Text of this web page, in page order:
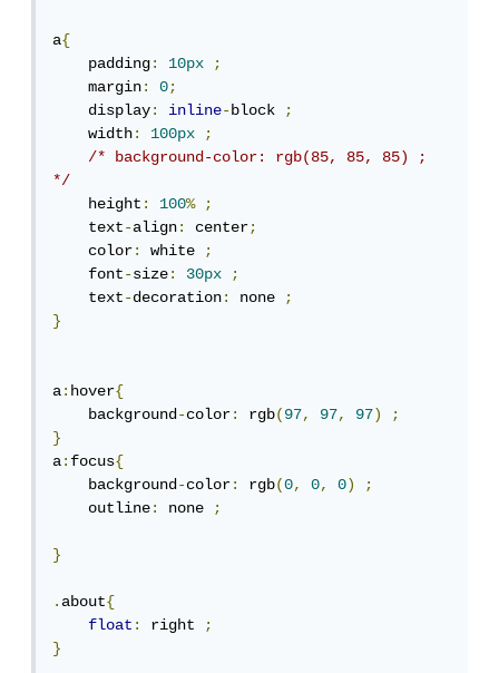
a{
    padding
: 10px
;
    margin
: 0;
    display
: inline-block ;
    width
: 100px
;
/* background-color: rgb(85, 85, 85) ;
*/
    height
: 100%
;
    text
-align: center;
    color
: white ;
    font
-size: 30px
;
    text
-decoration: none ;
}
a:hover{
    background
-color: rgb(97, 97, 97)
;
}
a:focus{
    background
-color: rgb(0, 0, 0)
;
    outline
: none ;
}
.about{
float: right ;
}